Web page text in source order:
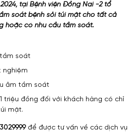
tại Bệnh viện Đồng Nai -2 tổ
soát bệnh sỏi túi mật cho tất cả
hoặc có nhu cầu tầm soát.
soát
nghiệm
âm tầm soát
triệu đồng đối với khách hàng có chỉ
mật.
để được tư vấn về các dịch vụ